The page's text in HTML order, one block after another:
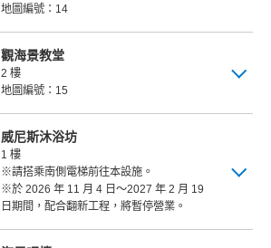
地圖編號：14
觀海景教堂
2 樓
地圖編號：15
威尼斯沐浴坊
1 樓
※請搭乘南側電梯前往本設施。
※於 2026 年 11 月 4 日～2027 年 2 月 19
日期間，配合翻新工程，將暫停營業。